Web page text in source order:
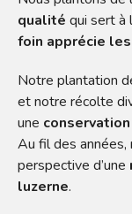
qualité qui sert à
foin apprécie
Notre plantation
et notre récolte
une
Au fil des années,
perspective d’une
luzerne.